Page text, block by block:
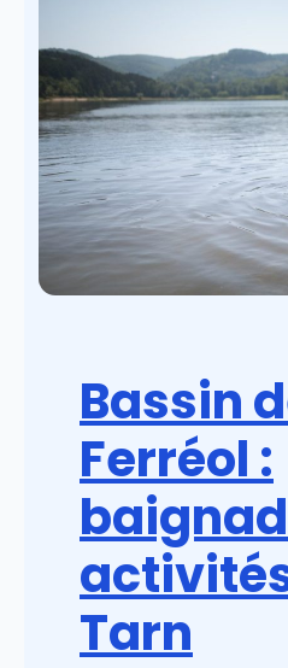
Bassin
Ferréol :
Tarn